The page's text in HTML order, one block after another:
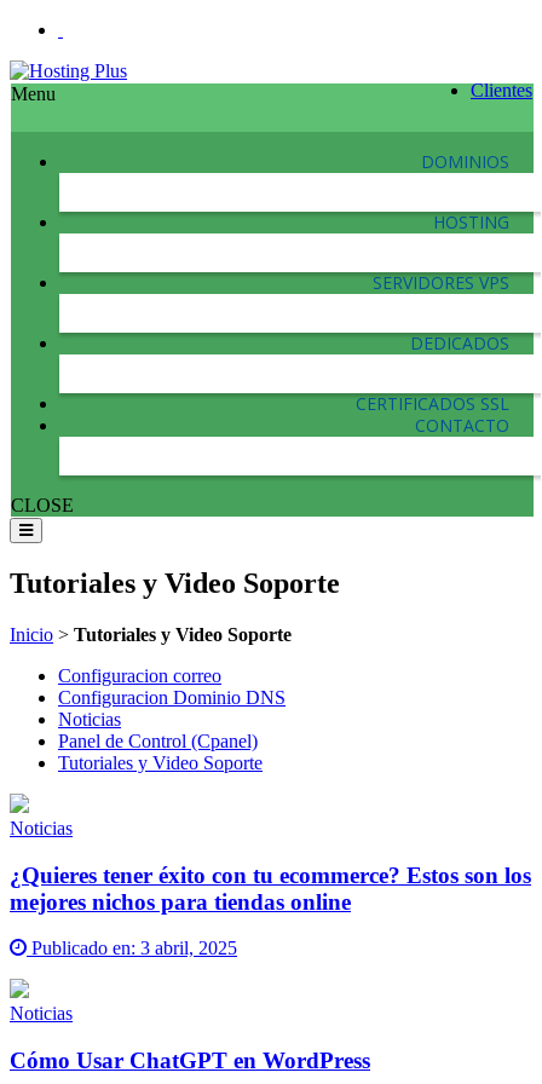
Clientes
Menu
DOMINIOS
HOSTING
SERVIDORES VPS
DEDICADOS
CERTIFICADOS SSL
CONTACTO
CLOSE
Tutoriales y Video Soporte
Inicio > Tutoriales y Video Soporte
Configuracion correo
Configuracion Dominio DNS
Noticias
Panel de Control (Cpanel)
Tutoriales y Video Soporte
Noticias
¿Quieres tener éxito con tu ecommerce? Estos son los
mejores nichos para tiendas online
Publicado en: 3 abril, 2025
Noticias
Cómo Usar ChatGPT en WordPress